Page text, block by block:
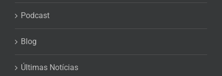
Podcast
Blog
Últimas Notícias